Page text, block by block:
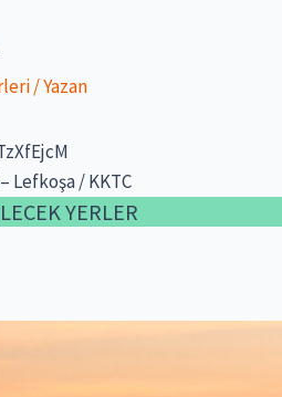
/ Yazan
Lefkoşa / KKTC
YERLER